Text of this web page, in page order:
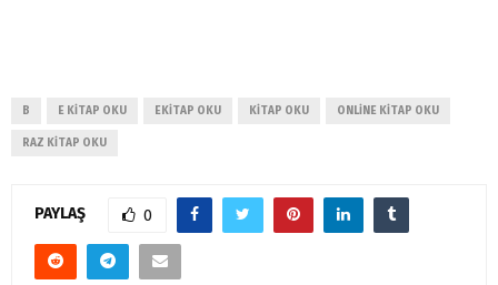
B E KITAP OKU EKITAP OKU KITAP OKU ONLINE KITAP OKU
RAZ KITAP OKU
PAYLAŞ 0